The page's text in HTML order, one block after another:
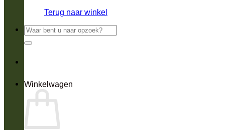
Terug naar winkel
Zoeken
Winkelwagen